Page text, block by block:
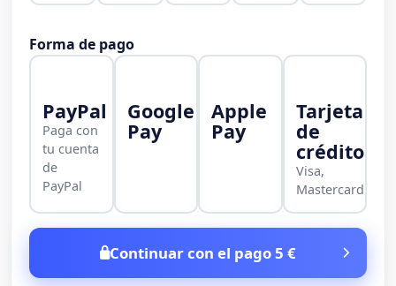
Forma de pago
PayPal
Paga con
tu cuenta
de
PayPal
Google
Pay
Apple
Pay
Tarjeta
de
crédito
Visa,
Mastercard
Continuar con el pago 5 €